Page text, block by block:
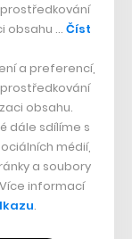
minout,
k jeho odběru
.
obsahu … Číst
a preferencí,
obsahu.
dále sdílíme s
médií,
a soubory
informací
.